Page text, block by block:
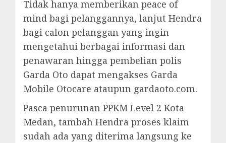
Tidak hanya memberikan peace of
mind bagi pelanggannya, lanjut Hendra
bagi calon pelanggan yang ingin
mengetahui berbagai informasi dan
penawaran hingga pembelian polis
Garda Oto dapat mengakses Garda
Mobile Otocare ataupun gardaoto.com.
Pasca penurunan PPKM Level 2 Kota
Medan, tambah Hendra proses klaim
sudah ada yang diterima langsung ke